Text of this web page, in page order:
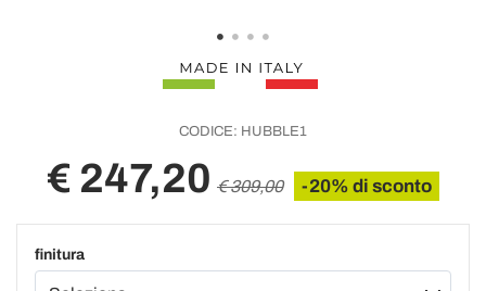
CODICE: HUBBLE1
€ 247,20 € 309,00 -20% di sconto
finitura